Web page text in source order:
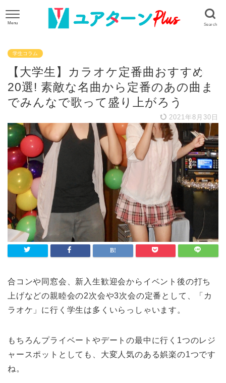
学生コラム
【大学生】カラオケ定番曲おすすめ
20選! 素敵な名曲から定番のあの曲ま
でみんなで歌って盛り上がろう
2021年8月30日
合コンや同窓会、新入生歓迎会からイベント後の打ち
上げなどの親睦会の2次会や3次会の定番として、「カ
ラオケ」に行く学生は多くいらっしゃいます。
もちろんプライベートやデートの最中に行く1つのレジ
ャースポットとしても、大変人気のある娯楽の1つです
ね。